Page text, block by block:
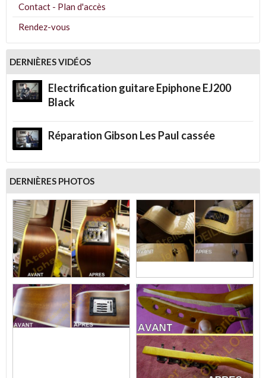
Contact - Plan d'accès
Rendez-vous
DERNIÈRES VIDÉOS
Electrification guitare Epiphone EJ200
Black
Réparation Gibson Les Paul cassée
DERNIÈRES PHOTOS